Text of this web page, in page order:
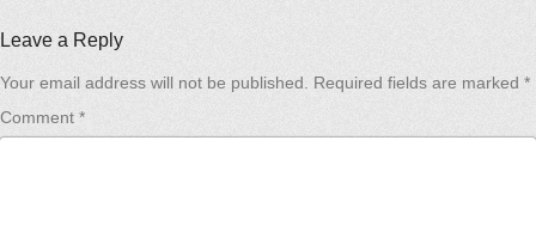
Leave a Reply
Your email address will not be published. Required fields are marked *
Comment *